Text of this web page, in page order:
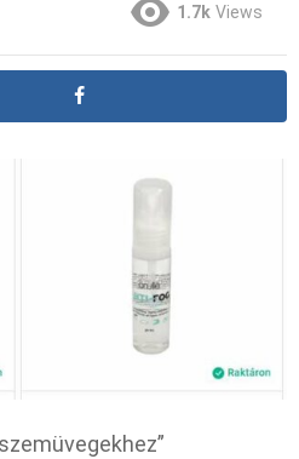
1.7k Views